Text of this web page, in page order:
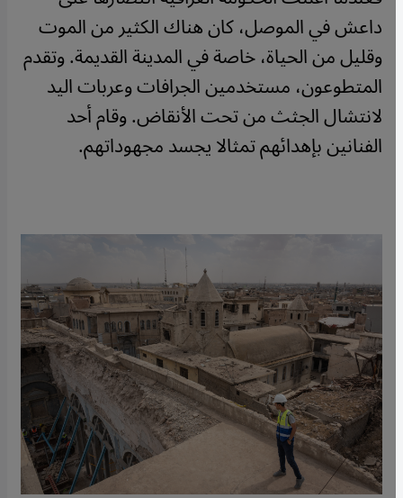
داعش في الموصل، كان هناك الكثير من الموت
وقليل من الحياة، خاصة في المدينة القديمة. وتقدم
المتطوعون، مستخدمين الجرافات وعربات اليد
لانتشال الجثث من تحت الأنقاض. وقام أحد
الفنانين بإهدائهم تمثالا يجسد مجهوداتهم.